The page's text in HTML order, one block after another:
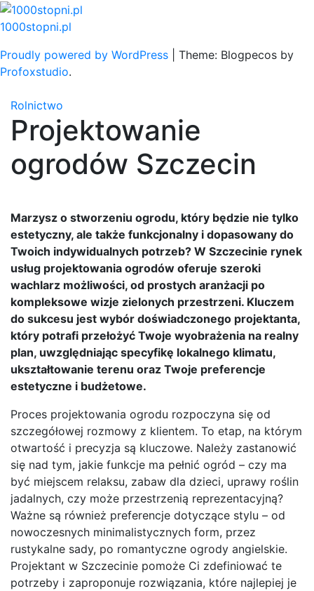
Skip
to
1000stopni.pl
Proudly powered by WordPress
Theme: Blogpecos by
Profoxstudio.
Rolnictwo
Projektowanie
ogrodów Szczecin
Marzysz o stworzeniu ogrodu, który będzie nie tylko
estetyczny, ale także funkcjonalny i dopasowany do
Twoich indywidualnych potrzeb? W Szczecinie rynek
usług projektowania ogrodów oferuje szeroki
wachlarz możliwości, od prostych aranżacji po
kompleksowe wizje zielonych przestrzeni. Kluczem
do sukcesu jest wybór doświadczonego projektanta,
który potrafi przełożyć Twoje wyobrażenia na realny
plan, uwzględniając specyfikę lokalnego klimatu,
ukształtowanie terenu oraz Twoje preferencje
estetyczne i budżetowe.
Proces projektowania ogrodu rozpoczyna się od
szczegółowej rozmowy z klientem. To etap, na którym
otwartość i precyzja są kluczowe. Należy zastanowić
się nad tym, jakie funkcje ma pełnić ogród – czy ma
być miejscem relaksu, zabaw dla dzieci, uprawy roślin
jadalnych, czy może przestrzenią reprezentacyjną?
Ważne są również preferencje dotyczące stylu – od
nowoczesnych minimalistycznych form, przez
rustykalne sady, po romantyczne ogrody angielskie.
Projektant w Szczecinie pomoże Ci zdefiniować te
potrzeby i zaproponuje rozwiązania, które najlepiej je